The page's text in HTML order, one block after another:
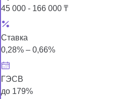
45 000 - 166 000 ₸
Ставка
0,28% – 0,66%
ГЭСВ
до 179%